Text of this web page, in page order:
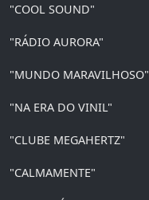
"COOL SOUND"
"RÁDIO AURORA"
"MUNDO MARAVILHOSO"
"NA ERA DO VINIL"
"CLUBE MEGAHERTZ"
"CALMAMENTE"